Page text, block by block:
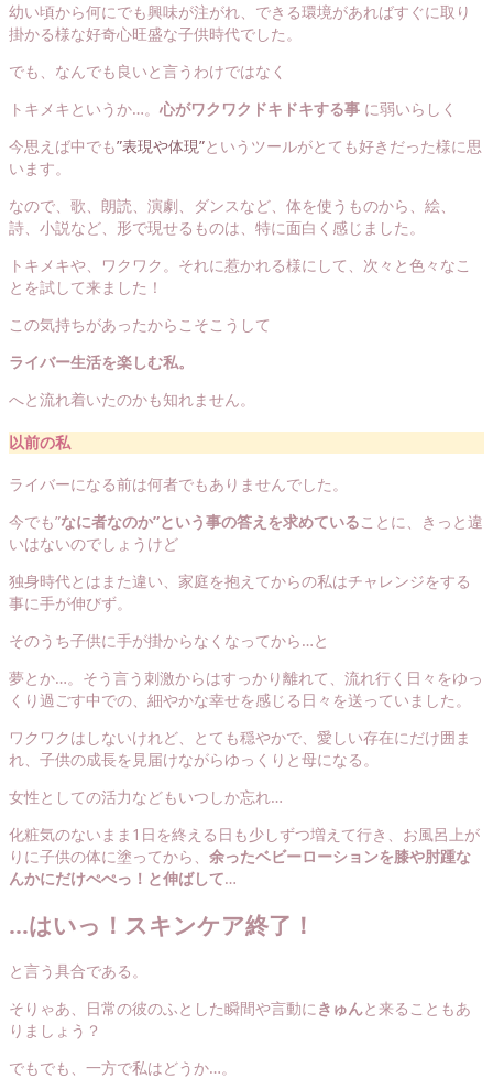
幼い頃から何にでも興味が注がれ、できる環境があればすぐに取り
掛かる様な好奇心旺盛な子供時代でした。
でも、なんでも良いと言うわけではなく
トキメキというか…。 心がワクワクドキドキする事 に弱いらしく
今思えば中でも”表現や体現”というツールがとても好きだった様に思
います。
なので、歌、朗読、演劇、ダンスなど、体を使うものから、絵、
詩、小説など、形で現せるものは、特に面白く感じました。
トキメキや、ワクワク。それに惹かれる様にして、次々と色々なこ
とを試して来ました！
この気持ちがあったからこそこうして
ライバー生活を楽しむ私。
へと流れ着いたのかも知れません。
以前の私
ライバーになる前は何者でもありませんでした。
今でも”なに者なのか”という事の答えを求めていることに、きっと違
いはないのでしょうけど
独身時代とはまた違い、家庭を抱えてからの私はチャレンジをする
事に手が伸びず。
そのうち子供に手が掛からなくなってから…と
夢とか…。そう言う刺激からはすっかり離れて、流れ行く日々をゆっ
くり過ごす中での、細やかな幸せを感じる日々を送っていました。
ワクワクはしないけれど、とても穏やかで、愛しい存在にだけ囲ま
れ、子供の成長を見届けながらゆっくりと母になる。
女性としての活力などもいつしか忘れ…
化粧気のないまま1日を終える日も少しずつ増えて行き、お風呂上が
りに子供の体に塗ってから、 余ったベビーローションを膝や肘踵な
んかにだけぺぺっ！と伸ばして…
…はいっ！スキンケア終了！
と言う具合である。
そりゃあ、日常の彼のふとした瞬間や言動にきゅんと来ることもあ
りましょう？
でもでも、一方で私はどうか…。